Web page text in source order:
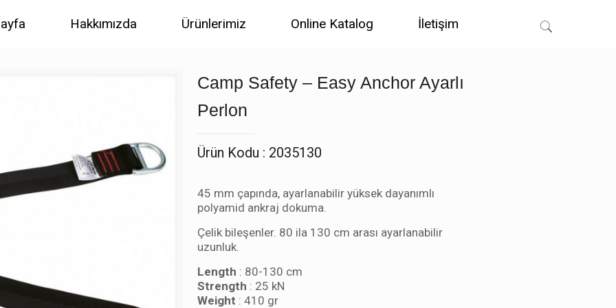
Hakkımızda Ürünlerimiz Online Katalog İletişim
Camp Safety – Easy Anchor Ayarlı
Perlon
Ürün Kodu : 2035130
45 mm çapında, ayarlanabilir yüksek dayanımlı
polyamid ankraj dokuma.
Çelik bileşenler. 80 ila 130 cm arası ayarlanabilir
uzunluk.
Length : 80-130 cm
Strength : 25 kN
Weight : 410 gr